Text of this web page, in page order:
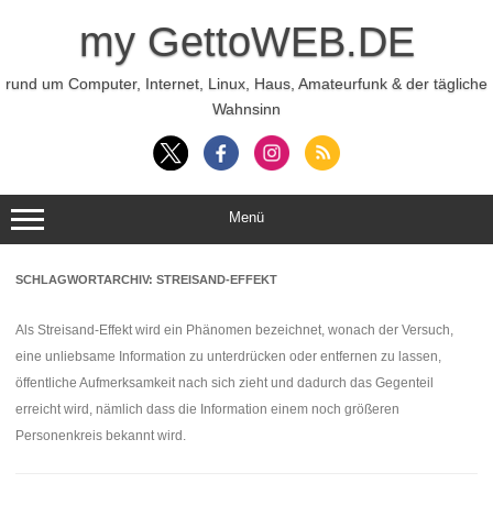
my GettoWEB.DE
rund um Computer, Internet, Linux, Haus, Amateurfunk & der tägliche
Wahnsinn
Menü
SCHLAGWORTARCHIV: STREISAND-EFFEKT
Als Streisand-Effekt wird ein Phänomen bezeichnet, wonach der Versuch,
eine unliebsame Information zu unterdrücken oder entfernen zu lassen,
öffentliche Aufmerksamkeit nach sich zieht und dadurch das Gegenteil
erreicht wird, nämlich dass die Information einem noch größeren
Personenkreis bekannt wird.